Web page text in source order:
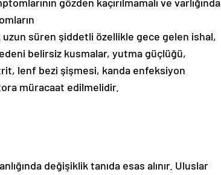
süren şiddetli özellikle gece gelen ishal,
belirsiz kusmalar, yutma güçlüğü,
lenf bezi şişmesi, kanda enfeksiyon
müracaat edilmelidir.
değişiklik tanıda esas alınır. Uluslar